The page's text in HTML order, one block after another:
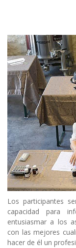
Los participantes
capacidad para
entusiasmar a los
con las mejores
hacer de él un